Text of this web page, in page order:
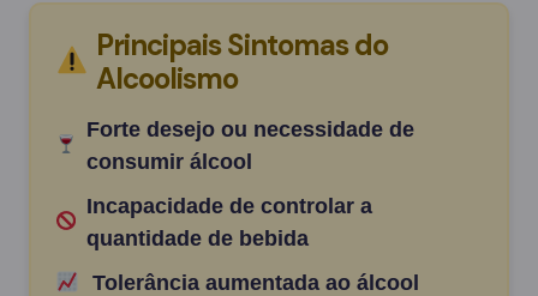
Principais Sintomas do
Alcoolismo
Forte desejo ou necessidade de
consumir álcool
Incapacidade de controlar a
quantidade de bebida
Tolerância aumentada ao álcool